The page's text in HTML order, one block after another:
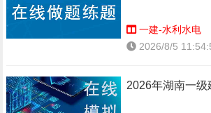
一建-水利水电
2026/8/5
2026年湖南一